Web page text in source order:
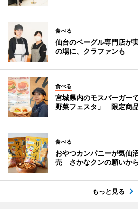
食べる
仙台のベーグル専門店
の場に、クラファンも
食べる
宮城県内のモスバーガー
野菜フェスタ」 限定商
食べる
おやつカンパニーが気仙
売 さかなクンの願いか
もっと見る